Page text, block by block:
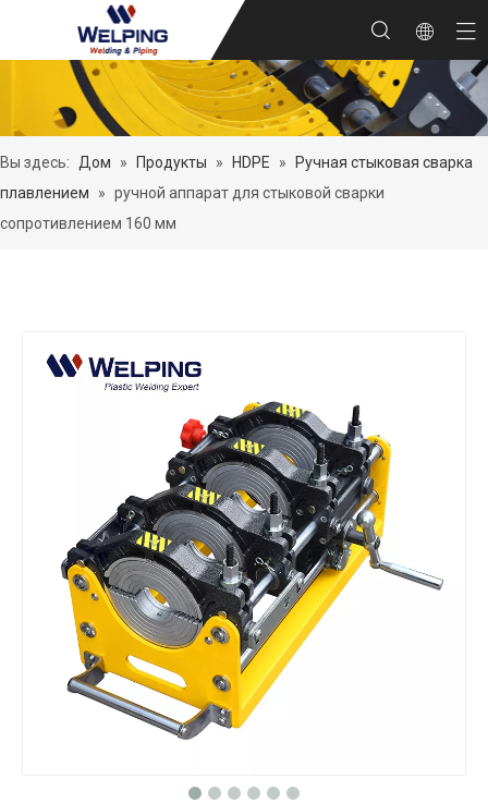
Вы здесь: Дом » Продукты » HDPE »
Ручная стыковая сварка
плавлением
» ручной аппарат для стыковой сварки
сопротивлением 160 мм